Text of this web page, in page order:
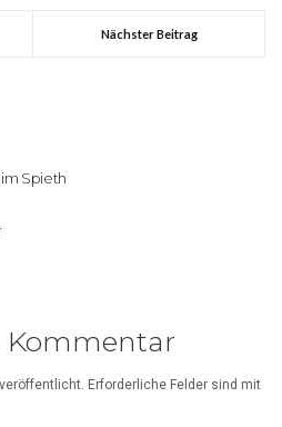
Nächster Beitrag
Spieth
Kommentar
Erforderliche Felder sind mit